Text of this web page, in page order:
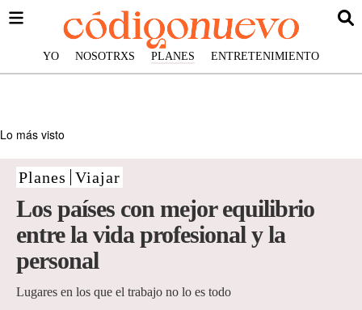
YO NOSOTRXS PLANES ENTRETENIMIENTO
Lo más visto
Planes Viajar
Los países con mejor equilibrio
entre la vida profesional y la
personal
Lugares en los que el trabajo no lo es todo